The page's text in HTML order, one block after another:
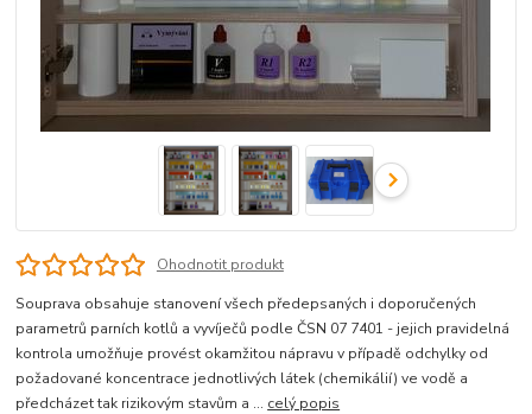
Ohodnotit produkt
Souprava obsahuje stanovení všech předepsaných i doporučených
parametrů parních kotlů a vyvíječů podle ČSN 07 7401 - jejich pravidelná
kontrola umožňuje provést okamžitou nápravu v případě odchylky od
požadované koncentrace jednotlivých látek (chemikálií) ve vodě a
předcházet tak rizikovým stavům a ... celý popis